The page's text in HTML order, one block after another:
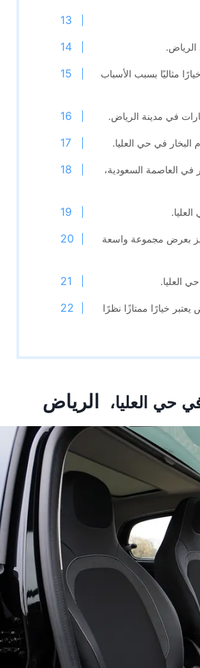
الرياض.
مثاليًا بسبب الأسباب
في مدينة الرياض.
البخار في حي العليا.
في العاصمة السعودية،
بعرض مجموعة واسعة
العليا.
خيارًا ممتازًا نظرًا
حي العليا، الرياض